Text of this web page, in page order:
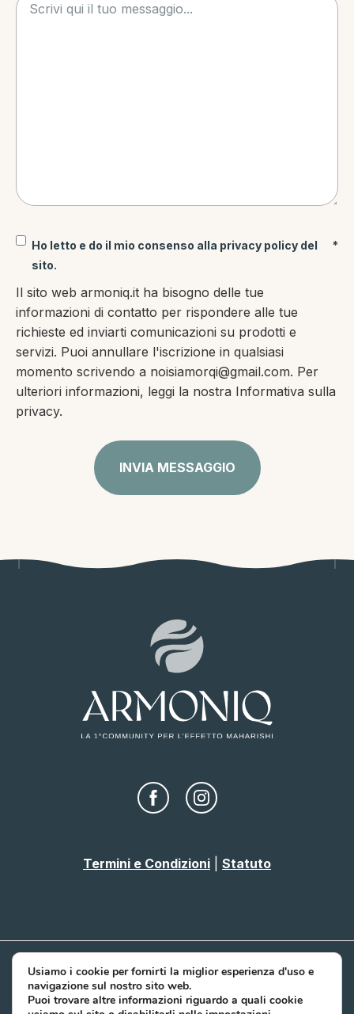
Consenso
privacy
Ho letto e do il mio consenso alla privacy policy del
sito.
*
Il sito web armoniq.it ha bisogno delle tue
informazioni di contatto per rispondere alle tue
richieste ed inviarti comunicazioni su prodotti e
servizi. Puoi annullare l'iscrizione in qualsiasi
momento scrivendo a noisiamorqi@gmail.com. Per
ulteriori informazioni, leggi la nostra Informativa sulla
privacy.
Termini e Condizioni Statuto
© 2026 Noi Siamo Rqi
P.IVA e C.F. IT93048900034
Usiamo i cookie per fornirti la miglior esperienza d'uso e
navigazione sul nostro sito web.
Puoi trovare altre informazioni riguardo a quali cookie